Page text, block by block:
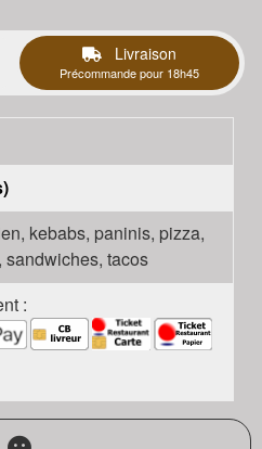
Livraison
Précommande pour 18h45
kebabs, paninis, pizza,
sandwiches, tacos
: